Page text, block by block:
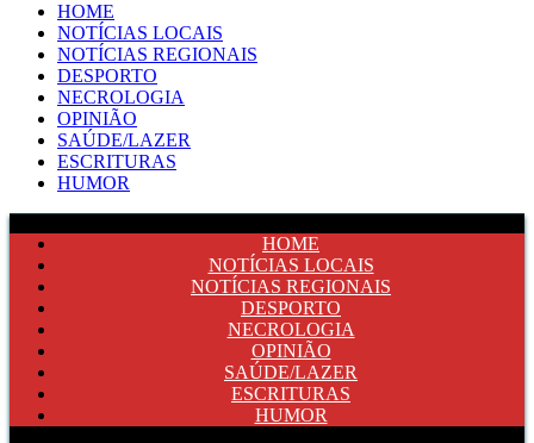
HOME
NOTÍCIAS LOCAIS
NOTÍCIAS REGIONAIS
DESPORTO
NECROLOGIA
OPINIÃO
SAÚDE/LAZER
ESCRITURAS
HUMOR
HOME
NOTÍCIAS LOCAIS
NOTÍCIAS REGIONAIS
DESPORTO
NECROLOGIA
OPINIÃO
SAÚDE/LAZER
ESCRITURAS
HUMOR